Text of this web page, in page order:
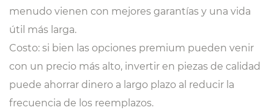
menudo vienen con mejores garantías y una vida
útil más larga.
Costo: si bien las opciones premium pueden venir
con un precio más alto, invertir en piezas de calidad
puede ahorrar dinero a largo plazo al reducir la
frecuencia de los reemplazos.